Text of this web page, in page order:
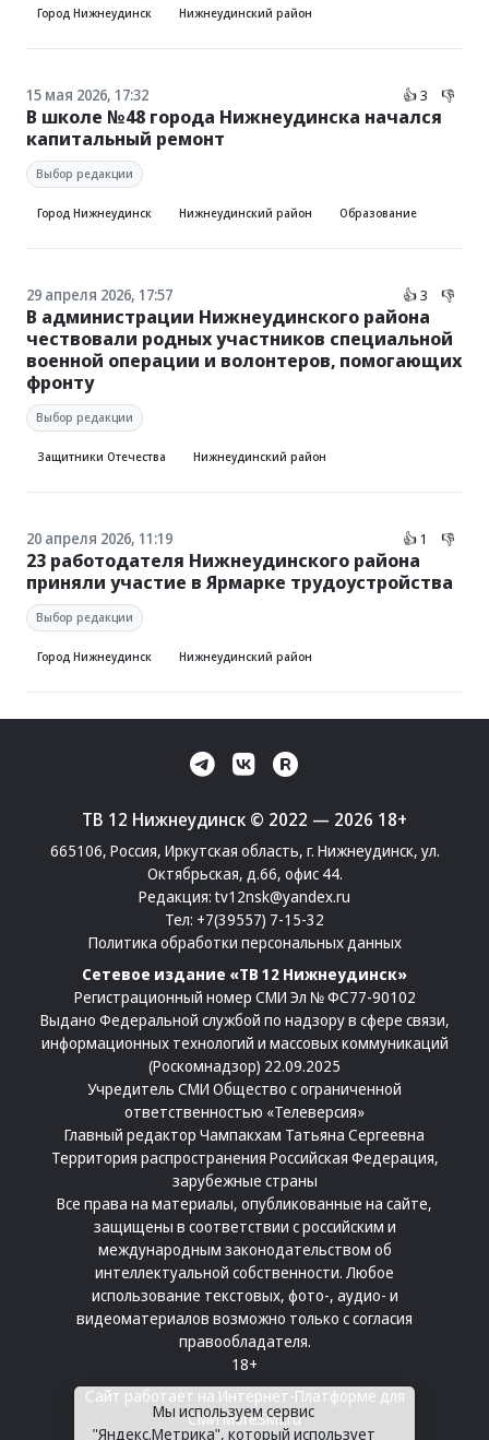
Город Нижнеудинск Нижнеудинский район
15 мая 2026, 17:32 👍 3 👎
В школе №48 города Нижнеудинска начался
капитальный ремонт
Выбор редакции
Город Нижнеудинск Нижнеудинский район Образование
29 апреля 2026, 17:57 👍 3 👎
В администрации Нижнеудинского района
чествовали родных участников специальной
военной операции и волонтеров, помогающих
фронту
Выбор редакции
Защитники Отечества Нижнеудинский район
20 апреля 2026, 11:19 👍 1 👎
23 работодателя Нижнеудинского района
приняли участие в Ярмарке трудоустройства
Выбор редакции
Город Нижнеудинск Нижнеудинский район
ТВ 12 Нижнеудинск © 2022 — 2026 18+
665106, Россия, Иркутская область, г. Нижнеудинск, ул.
Октябрьская, д.66, офис 44.
Редакция:tv12nsk@yandex.ru
Тел: +7(39557) 7-15-32
Политика обработки персональных данных
Сетевое издание «ТВ 12 Нижнеудинск»
Регистрационный номер СМИ Эл № ФС77-90102
Выдано Федеральной службой по надзору в сфере связи,
информационных технологий и массовых коммуникаций
(Роскомнадзор) 22.09.2025
Учредитель СМИ Общество с ограниченной
ответственностью «Телеверсия»
Главный редактор Чампакхам Татьяна Сергеевна
Территория распространения Российская Федерация,
зарубежные страны
Все права на материалы, опубликованные на сайте,
защищены в соответствии с российским и
международным законодательством об
интеллектуальной собственности. Любое
использование текстовых, фото-, аудио- и
видеоматериалов возможно только с согласия
правообладателя.
18+
Сайт работает на Интернет-Платформе для
СМИ MoreSMI.ru
Мы используем сервис
"Яндекс.Метрика", который использует